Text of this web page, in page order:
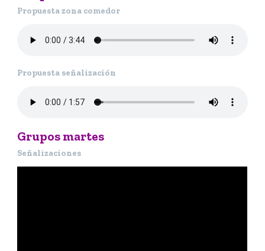
Propuesta zona comedor
Propuesta señalización
Grupos martes
Señalizaciones